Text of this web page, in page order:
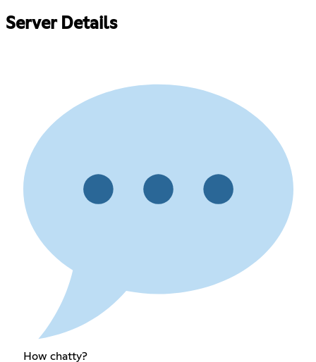
Server Details
How chatty?